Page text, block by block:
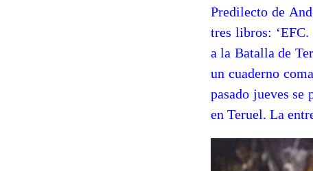
Predilecto de
tres libros:
a la Batalla de
un cuaderno
pasado jueves se
en Teruel. La